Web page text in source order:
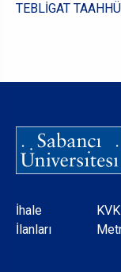
TEBLİGAT
Dipnot
İhale
İlanları